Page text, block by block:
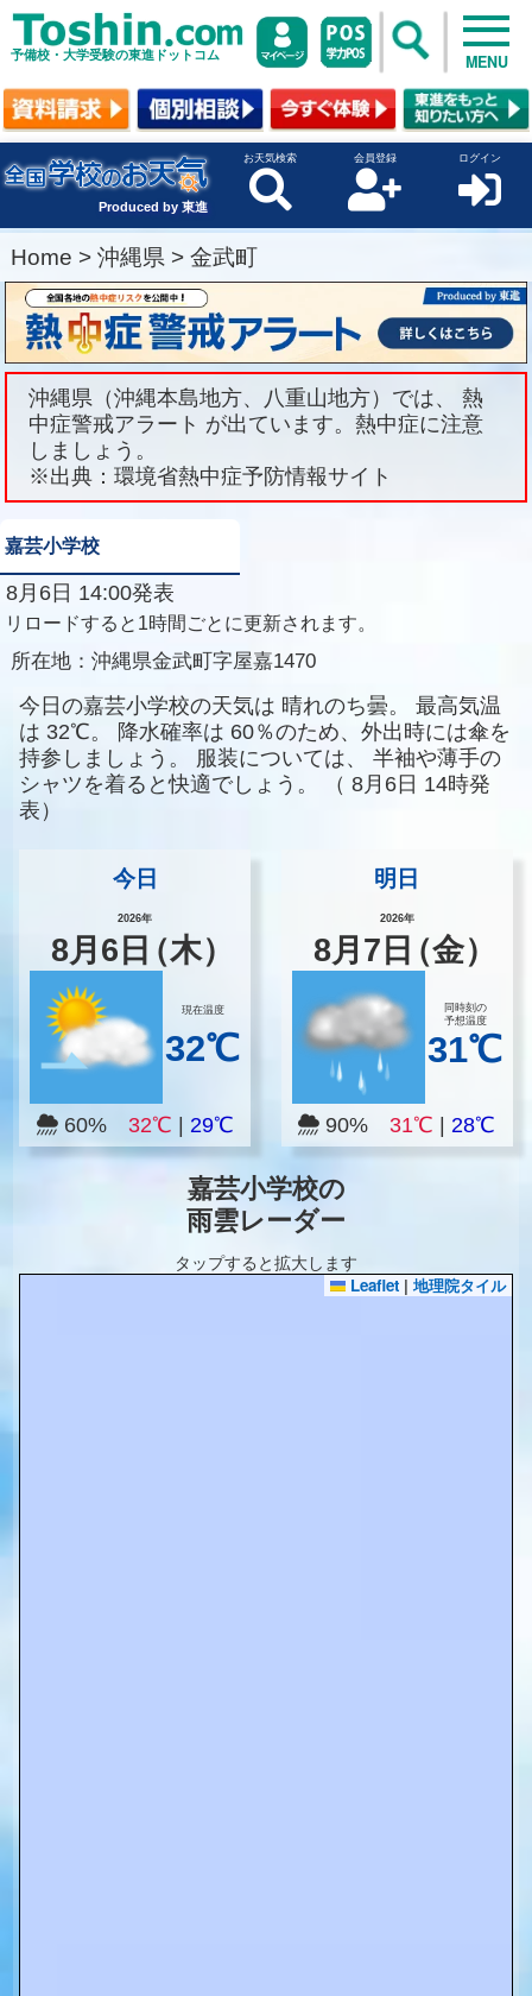
予備校・大学受験の東進ドットコム MENU
Produced by 東進
お天気検索 会員登録 ログイン
Home > 沖縄県 > 金武町
沖縄県（沖縄本島地方、八重山地方）では、 熱
中症警戒アラート が出ています。熱中症に注意
しましょう。
※出典：環境省熱中症予防情報サイト
嘉芸小学校
8月6日 14:00発表
リロードすると1時間ごとに更新されます。
所在地： 沖縄県金武町字屋嘉1470
今日の嘉芸小学校の天気は 晴れのち曇。
最高気温
は 32℃。 降水確率は 60％のため、外出時には傘を
持参しましょう。
服装については、
半袖や薄手の
シャツを着ると快適でしょう。
（ 8月6日 14時発
表）
今日
2026年
8月 6 日（木）
現在温度
32℃
60% 32℃ 29℃
明日
2026年
8月 7 日（金）
同時刻の
予想温度
31℃
90% 31℃ |28℃
嘉芸小学校の
雨雲レーダー
タップすると拡大します
Leaflet | 地理院タイル